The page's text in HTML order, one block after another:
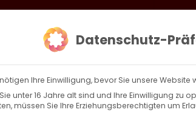
Datenschutz-
Ihre Einwilligung, bevor Sie unsere Website
unter 16 Jahre alt sind und Ihre Einwilligung zu
müssen Sie Ihre Erziehungsberechtigten um